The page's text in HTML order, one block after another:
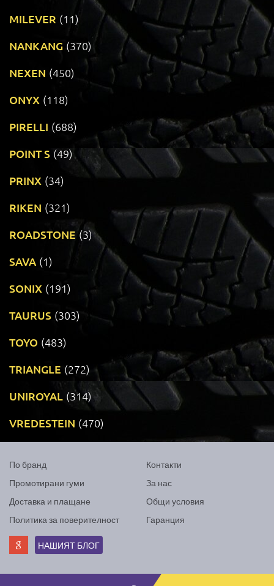
MILEVER (11)
NANKANG (370)
NEXEN (450)
ONYX (118)
PIRELLI (688)
POINT S (49)
PRINX (34)
RIKEN (321)
ROADSTONE (3)
SAVA (1)
SONIX (191)
TAURUS (303)
TOYO (483)
TRIANGLE (272)
UNIROYAL (314)
VREDESTEIN (470)
По бранд
Промотирани гуми
Доставка и плащане
Политика за поверителност
Контакти
За нас
Общи условия
Гаранция
НАШИЯТ БЛОГ